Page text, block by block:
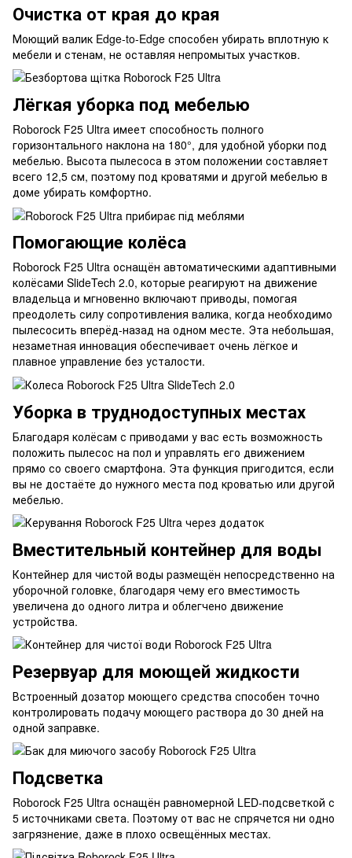
Очистка от края до края
Моющий валик Edge-to-Edge способен убирать вплотную к
мебели и стенам, не оставляя непромытых участков.
Лёгкая уборка под мебелью
Roborock F25 Ultra имеет способность полного
горизонтального наклона на 180°, для удобной уборки под
мебелью. Высота пылесоса в этом положении составляет
всего 12,5 см, поэтому под кроватями и другой мебелью в
доме убирать комфортно.
Помогающие колёса
Roborock F25 Ultra оснащён автоматическими адаптивными
колёсами SlideTech 2.0, которые реагируют на движение
владельца и мгновенно включают приводы, помогая
преодолеть силу сопротивления валика, когда необходимо
пылесосить вперёд-назад на одном месте. Эта небольшая,
незаметная инновация обеспечивает очень лёгкое и
плавное управление без усталости.
Уборка в труднодоступных местах
Благодаря колёсам с приводами у вас есть возможность
положить пылесос на пол и управлять его движением
прямо со своего смартфона. Эта функция пригодится, если
вы не достаёте до нужного места под кроватью или другой
мебелью.
Вместительный контейнер для воды
Контейнер для чистой воды размещён непосредственно на
уборочной головке, благодаря чему его вместимость
увеличена до одного литра и облегчено движение
устройства.
Резервуар для моющей жидкости
Встроенный дозатор моющего средства способен точно
контролировать подачу моющего раствора до 30 дней на
одной заправке.
Подсветка
Roborock F25 Ultra оснащён равномерной LED-подсветкой с
5 источниками света. Поэтому от вас не спрячется ни одно
загрязнение, даже в плохо освещённых местах.